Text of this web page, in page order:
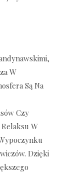
W
Są Na
Czy
W
Dzięki